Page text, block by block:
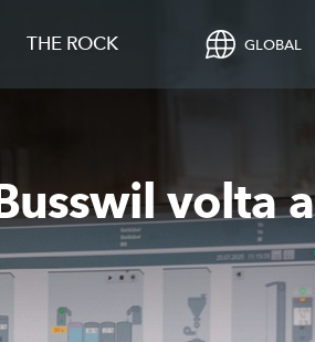
THE ROCK GLOBAL
volta a